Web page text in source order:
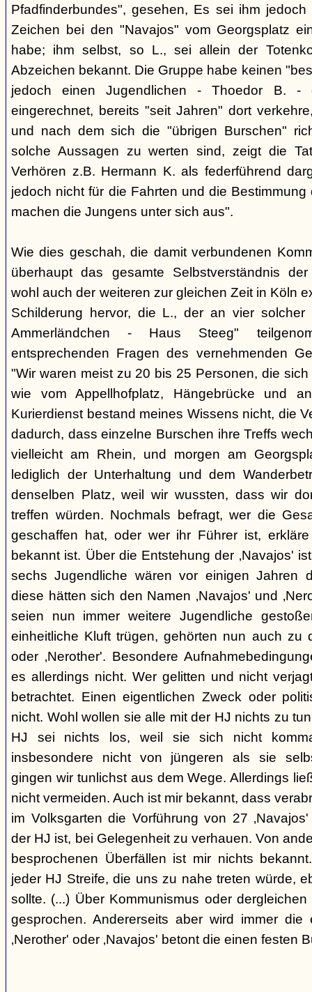
Pfadfinderbundes", gesehen, Es sei ihm
Zeichen bei den "Navajos" vom Georgsplatz
habe; ihm selbst, so L., sei allein der
Abzeichen bekannt. Die Gruppe habe keinen
jedoch einen Jugendlichen - Thoedor B. -
eingerechnet, bereits "seit Jahren" dort
und nach dem sich die "übrigen Burschen"
solche Aussagen zu werten sind, zeigt die
Verhören z.B. Hermann K. als federführend
jedoch nicht für die Fahrten und die
machen die Jungens unter sich aus".
Wie dies geschah, die damit verbundenen
überhaupt das gesamte Selbstverständnis
wohl auch der weiteren zur gleichen Zeit in Köln
Schilderung hervor, die L., der an vier
Ammerländchen - Haus Steeg"
entsprechenden Fragen des vernehmenden
"Wir waren meist zu 20 bis 25 Personen, die
wie vom Appellhofplatz, Hängebrücke und
Kurierdienst bestand meines Wissens nicht, die
dadurch, dass einzelne Burschen ihre Treffs
vielleicht am Rhein, und morgen am
lediglich der Unterhaltung und dem
denselben Platz, weil wir wussten, dass wir
treffen würden. Nochmals befragt, wer die
geschaffen hat, oder wer ihr Führer ist,
bekannt ist. Über die Entstehung der ‚Navajos'
sechs Jugendliche wären vor einigen Jahren
diese hätten sich den Namen ‚Navajos' und
seien nun immer weitere Jugendliche
einheitliche Kluft trügen, gehörten nun auch zu
oder ‚Nerother'. Besondere
es allerdings nicht. Wer gelitten und nicht
betrachtet. Einen eigentlichen Zweck oder
nicht. Wohl wollen sie alle mit der HJ nichts zu
HJ sei nichts los, weil sie sich nicht
insbesondere nicht von jüngeren als sie
gingen wir tunlichst aus dem Wege. Allerdings
nicht vermeiden. Auch ist mir bekannt, dass
im Volksgarten die Vorführung von 27
der HJ ist, bei Gelegenheit zu verhauen. Von
besprochenen Überfällen ist mir nichts
jeder HJ Streife, die uns zu nahe treten würde,
sollte. (...) Über Kommunismus oder
gesprochen. Andererseits aber wird immer die
‚Nerother' oder ‚Navajos' betont die einen festen